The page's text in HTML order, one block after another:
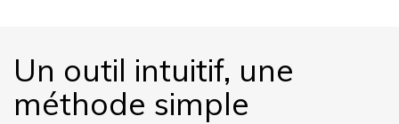
Un outil intuitif, une
méthode simple